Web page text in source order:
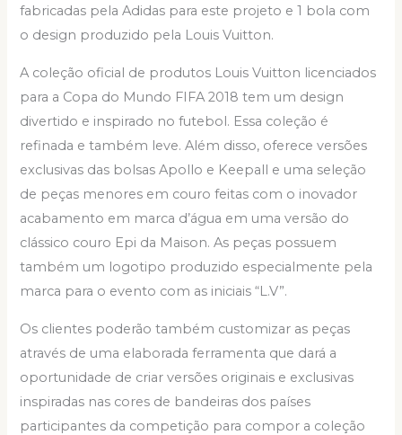
fabricadas pela Adidas para este projeto e 1 bola com
o design produzido pela Louis Vuitton.
A coleção oficial de produtos Louis Vuitton licenciados
para a Copa do Mundo FIFA 2018 tem um design
divertido e inspirado no futebol. Essa coleção é
refinada e também leve. Além disso, oferece versões
exclusivas das bolsas Apollo e Keepall e uma seleção
de peças menores em couro feitas com o inovador
acabamento em marca d’água em uma versão do
clássico couro Epi da Maison. As peças possuem
também um logotipo produzido especialmente pela
marca para o evento com as iniciais “L.V”.
Os clientes poderão também customizar as peças
através de uma elaborada ferramenta que dará a
oportunidade de criar versões originais e exclusivas
inspiradas nas cores de bandeiras dos países
participantes da competição para compor a coleção